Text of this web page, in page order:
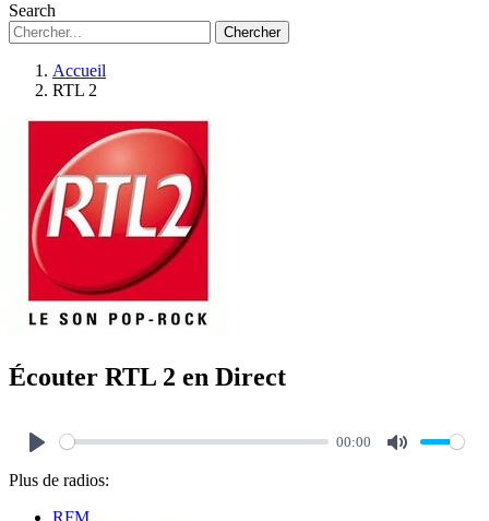
Search
Chercher
Accueil
RTL 2
Écouter RTL 2 en Direct
00:00
Plus de radios:
RFM